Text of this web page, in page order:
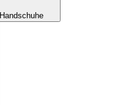
Handschuhe